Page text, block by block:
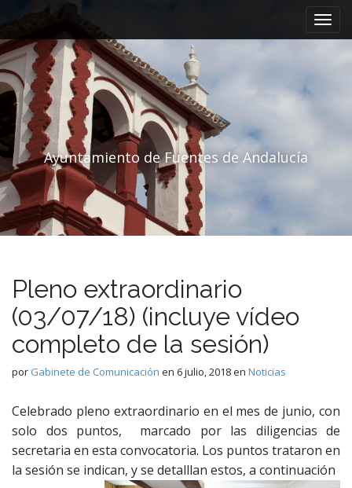
Menú principal
Saltar al contenido
Ayuntamiento de Fuentes de Andalucía
Pleno extraordinario
(03/07/18) (incluye vídeo
completo de la sesión)
por Gabinete de Comunicación en 6 julio, 2018en Noticias
Celebrado pleno extraordinario en el mes de junio, con
solo dos puntos, marcado por las diligencias de
secretaria en esta convocatoria. Los puntos trataron en
la sesión se indican, y se detalllan estos, a continuación